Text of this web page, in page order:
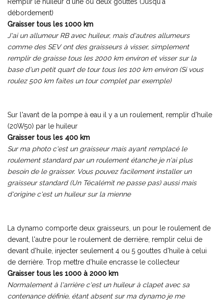
débordement)
Graisser tous les 1000 km
J'ai un allumeur RB avec huileur, mais d'autres allumeurs
comme des SEV ont des graisseurs à visser, simplement
remplir de graisse tous les 2000 km environ et visser sur la
base d'un petit quart de tour tous les 100 km environ (Si vous
roulez 500 km faites un tour complet par exemple)
Sur l'avant de la pompe à eau il y a un roulement, remplir d'huile
(20W50) par le huileur
Graisser tous les 400 km
Sur ma photo c'est un graisseur mais ayant remplacé le
roulement standard par un roulement étanche je n'ai plus
besoin de le graisser. Vous pouvez facilement installer un
graisseur standard (Un Técalémit ne passe pas) aussi mais
d'origine c'est un huileur sur la mienne
La dynamo comporte deux graisseurs, un pour le roulement de
devant, l'autre pour le roulement de derrière, remplir celui de
devant d'huile, injecter seulement 4 ou 5 gouttes d'huile à celui
de derrière. Trop mettre d'huile encrasse le collecteur
Graisser tous les 1000 à 2000 km
Normalement à l'arrière c'est un huileur à clapet avec sa
contenance définie, étant absent sur ma dynamo je me